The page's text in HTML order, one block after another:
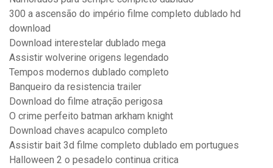
300 a ascensão do império filme completo dublado hd
download
Download interestelar dublado mega
Assistir wolverine origens legendado
Tempos modernos dublado completo
Banqueiro da resistencia trailer
Download do filme atração perigosa
O crime perfeito batman arkham knight
Download chaves acapulco completo
Assistir bait 3d filme completo dublado em portugues
Halloween 2 o pesadelo continua critica